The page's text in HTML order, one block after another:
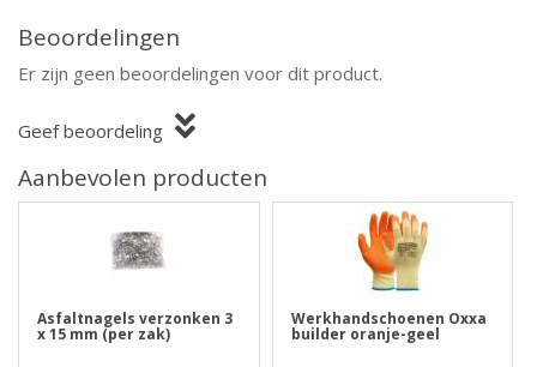
Beoordelingen
Er zijn geen beoordelingen voor dit product.
Geef beoordeling
Aanbevolen producten
Asfaltnagels verzonken 3
x 15 mm (per zak)
Werkhandschoenen Oxxa
builder oranje-geel